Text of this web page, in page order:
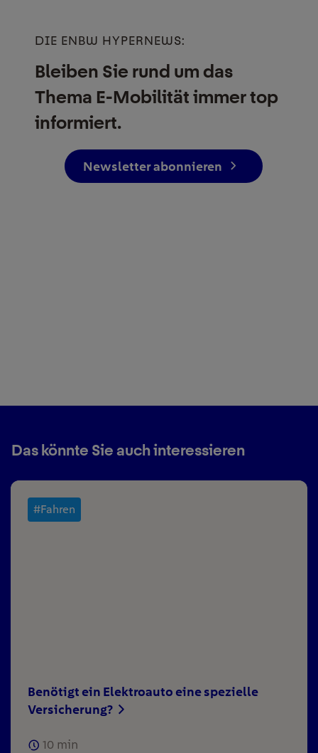
DIE ENBW HYPERNEWS:
Bleiben Sie rund um das
Thema E-Mobilität immer top
informiert.
Newsletter abonnieren
Das könnte Sie auch interessieren
#Fahren
Benötigt ein Elektroauto eine spezielle
Versicherung?
10 min